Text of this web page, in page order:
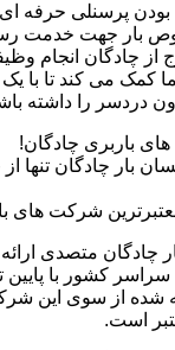
بودن پرسنلی حرفه
بار جهت خدمت
چادگان انجام
کمک می کند تا با
دردسر را داشته
باربری چادگان!
بار چادگان تنها
شرکت های
چادگان متصدی
کشور با پایین
شده از سوی این
است.